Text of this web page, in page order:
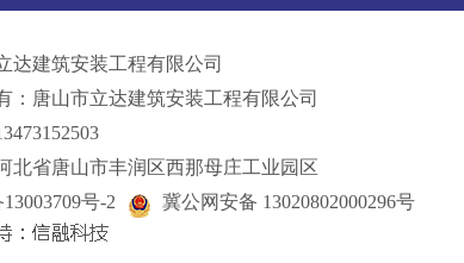
达建筑安装工程有限公司
：唐山市立达建筑安装工程有限公司
北省唐山市丰润区西那母庄工业园区
号-2
冀公网安备 13020802000296号